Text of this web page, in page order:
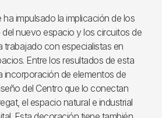
impulsado la implicación de los
nuevo espacio y los circuitos de
trabajado con especialistas en
Entre los resultados de esta
incorporación de elementos de
del Centro que lo conectan
el espacio natural e industrial